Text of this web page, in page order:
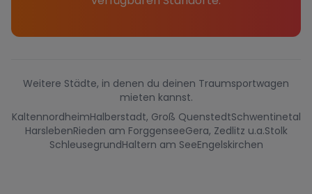
Weitere Städte, in denen du deinen Traumsportwagen
mieten kannst.
KaltennordheimHalberstadt, Groß QuenstedtSchwentinetal
HarslebenRieden am ForggenseeGera, Zedlitz u.a.Stolk
SchleusegrundHaltern am SeeEngelskirchen